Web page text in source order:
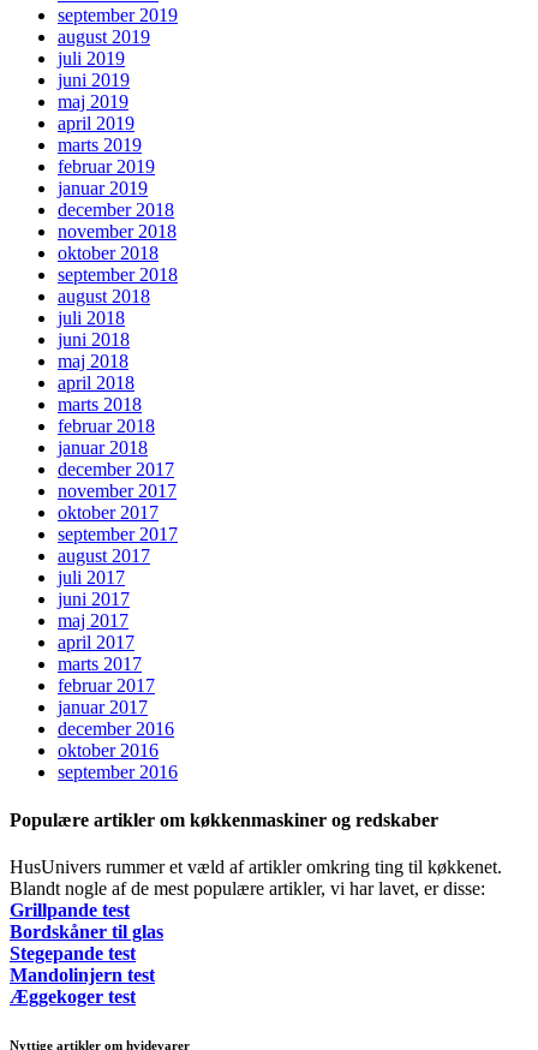
september 2019
august 2019
juli 2019
juni 2019
maj 2019
april 2019
marts 2019
februar 2019
januar 2019
december 2018
november 2018
oktober 2018
september 2018
august 2018
juli 2018
juni 2018
maj 2018
april 2018
marts 2018
februar 2018
januar 2018
december 2017
november 2017
oktober 2017
september 2017
august 2017
juli 2017
juni 2017
maj 2017
april 2017
marts 2017
februar 2017
januar 2017
december 2016
oktober 2016
september 2016
Populære artikler om køkkenmaskiner og redskaber
HusUnivers rummer et væld af artikler omkring ting til køkkenet.
Blandt nogle af de mest populære artikler, vi har lavet, er disse:
Grillpande test
Bordskåner til glas
Stegepande test
Mandolinjern test
Æggekoger test
Nyttige artikler om hvidevarer